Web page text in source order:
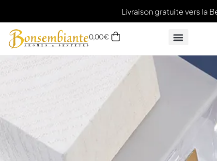
Livraison gratuite vers la
0,00€